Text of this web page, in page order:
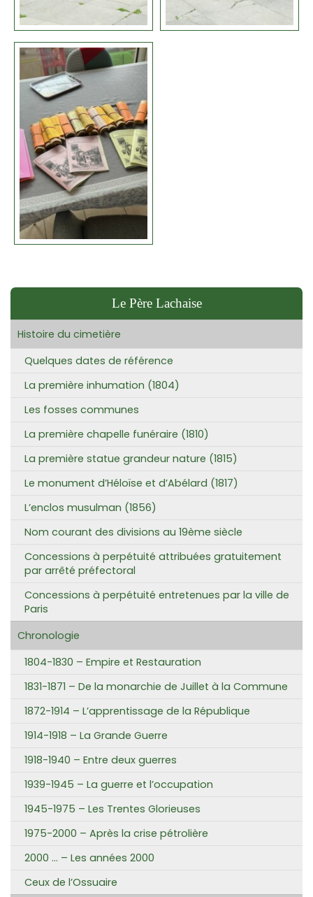
Le Père Lachaise
Histoire du cimetière
Quelques dates de référence
La première inhumation (1804)
Les fosses communes
La première chapelle funéraire (1810)
La première statue grandeur nature (1815)
Le monument d’Héloïse et d’Abélard (1817)
L’enclos musulman (1856)
Nom courant des divisions au 19ème siècle
Concessions à perpétuité attribuées gratuitement
par arrêté préfectoral
Concessions à perpétuité entretenues par la ville de
Paris
Chronologie
1804-1830 – Empire et Restauration
1831-1871 – De la monarchie de Juillet à la Commune
1872-1914 – L’apprentissage de la République
1914-1918 – La Grande Guerre
1918-1940 – Entre deux guerres
1939-1945 – La guerre et l’occupation
1945-1975 – Les Trentes Glorieuses
1975-2000 – Après la crise pétrolière
2000 … – Les années 2000
Ceux de l’Ossuaire